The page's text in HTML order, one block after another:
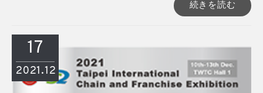
続きを読む
17
2021.12